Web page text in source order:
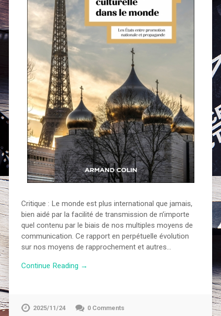
Critique : Le monde est plus international que jamais,
bien aidé par la facilité de transmission de n’importe
quel contenu par le biais de nos multiples moyens de
communication. Ce rapport en perpétuelle évolution
sur nos moyens de rapprochement et autres…
Continue Reading →
2025/11/24 0 Comments